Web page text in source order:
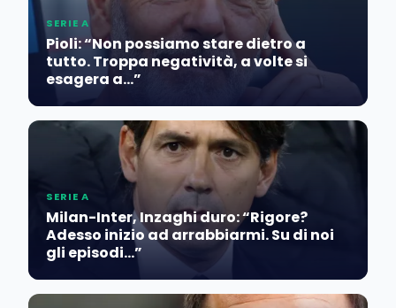
SERIE A
Pioli: “Non possiamo stare dietro a
tutto. Troppa negatività, a volte si
esagera a…”
SERIE A
Milan-Inter, Inzaghi duro: “Rigore?
Adesso inizio ad arrabbiarmi. Su di noi
gli episodi…”